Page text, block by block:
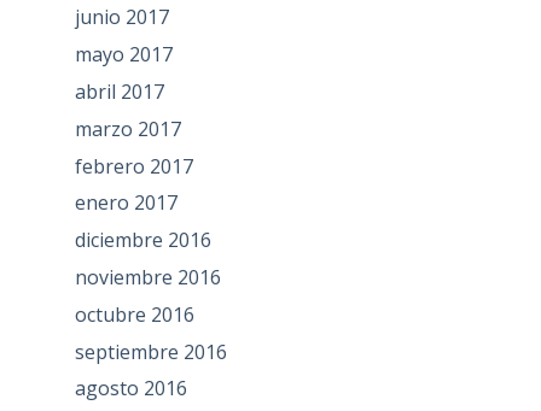
junio 2017
mayo 2017
abril 2017
marzo 2017
febrero 2017
enero 2017
diciembre 2016
noviembre 2016
octubre 2016
septiembre 2016
agosto 2016